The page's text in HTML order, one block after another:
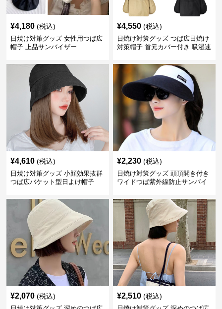
¥4,180 (税込)
日焼け対策グッズ 女性用つば広
帽子 上品サンバイザー
¥4,550 (税込)
日焼け対策グッズ つば広日焼け
対策帽子 首元カバー付き 吸湿速
¥4,610 (税込)
日焼け対策グッズ 小顔効果抜群
つば広バケット型日よけ帽子
¥2,230 (税込)
日焼け対策グッズ 頭頂開き付き
ワイドつば紫外線防止サンバイ
¥2,070 (税込) ¥2,510 (税込)